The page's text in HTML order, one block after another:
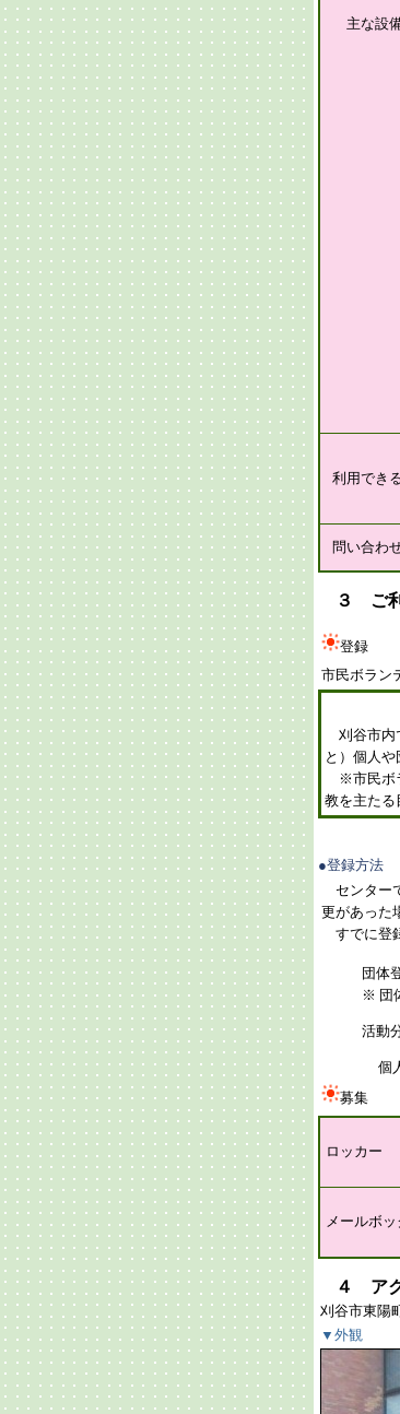
主な設
利用でき
問い合わ
３ ご利
登録
市民ボラン
刈谷市内
と）個人
※市民ボ
教を主たる
●登録方法
センター
更があった
すでに登
団体
※ 団
活動
個人登
募集
ロッカー
メールボッ
４ ア
刈谷市東陽
▼外観